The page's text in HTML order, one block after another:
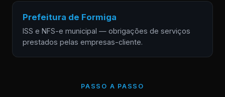
Prefeitura de Formiga
ISS e NFS-e municipal — obrigações de serviços
prestados pelas empresas-cliente.
PASSO A PASSO